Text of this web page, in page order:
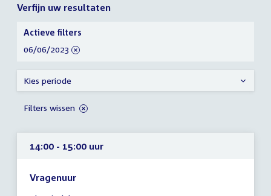
Verfijn uw resultaten
14:00 - 15:00 uur
Vragenuur
Verfijn
uw
resultaten
Actieve filters
verwijder
06/06/2023
Kies periode
Filters wissen